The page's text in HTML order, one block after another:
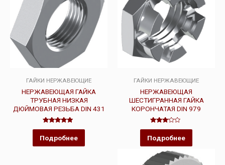
ГАЙКИ НЕРЖАВЕЮЩИЕ
НЕРЖАВЕЮЩАЯ ГАЙКА
ТРУБНАЯ НИЗКАЯ
ДЮЙМОВАЯ РЕЗЬБА DIN 431
Оценка
из 5
Подробнее
ГАЙКИ НЕРЖАВЕЮЩИЕ
НЕРЖАВЕЮЩАЯ
ШЕСТИГРАННАЯ ГАЙКА
КОРОНЧАТАЯ DIN 979
Оценка
из 5
Подробнее